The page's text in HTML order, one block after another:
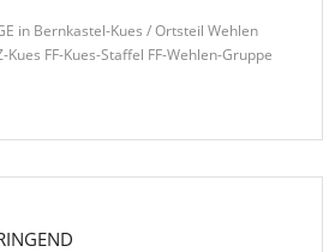
in Bernkastel-Kues / Ortsteil Wehlen
FF-Kues-Staffel FF-Wehlen-Gruppe